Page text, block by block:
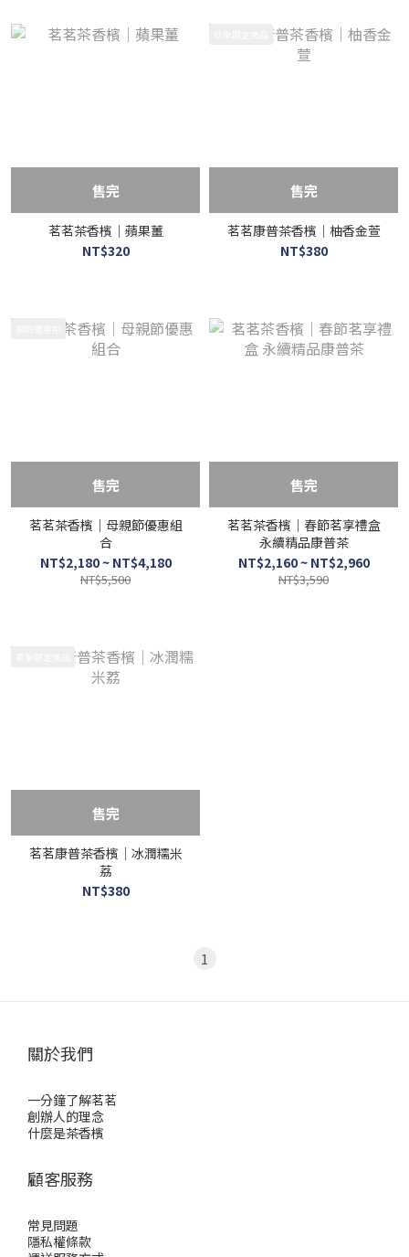
售完
茗茗茶香檳｜蘋果薑
NT$320
售完
茗茗康普茶香檳｜柚香金萱
NT$380
售完
茗茗茶香檳｜母親節優惠組
合
NT$2,180 ~ NT$4,180
NT$5,500
售完
茗茗茶香檳｜春節茗享禮盒
永續精品康普茶
NT$2,160 ~ NT$2,960
NT$3,590
售完
茗茗康普茶香檳｜冰潤糯米
荔
NT$380
1
關於我們
一分鐘了解茗茗
創辦人的理念
什麼是茶香檳
顧客服務
常見問題
隱私權條款